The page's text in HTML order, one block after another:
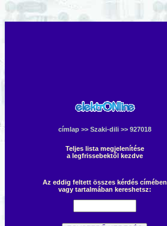
címlap>> Szaki-dili>> 927018
Teljes lista megjelenítése
a legfrissebektől kezdve
Az eddig feltett összes kérdés címében
vagy tartalmában kereshetsz: